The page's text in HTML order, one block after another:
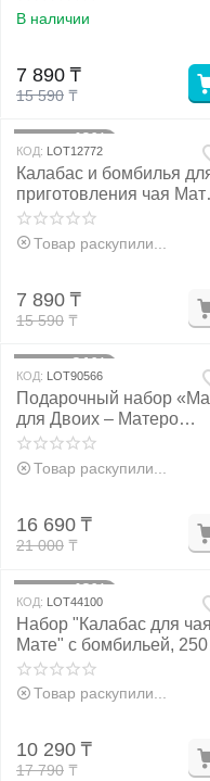
В наличии
15 590 ₸
7 890 ₸
49%
КОД: LOT12772
Калабас и бомбилья
приготовления чая
240 мл
Товар раскупили...
15 590 ₸
7 890 ₸
21%
КОД: LOT90566
Подарочный набор
для Двоих – Матеро
Премиум». black
Товар раскупили...
21 000 ₸
16 690 ₸
42%
КОД: LOT44100
Набор "Калабас для чая
Мате" с бомбильей, 250
мл, белый
Товар раскупили...
17 790 ₸
10 290 ₸